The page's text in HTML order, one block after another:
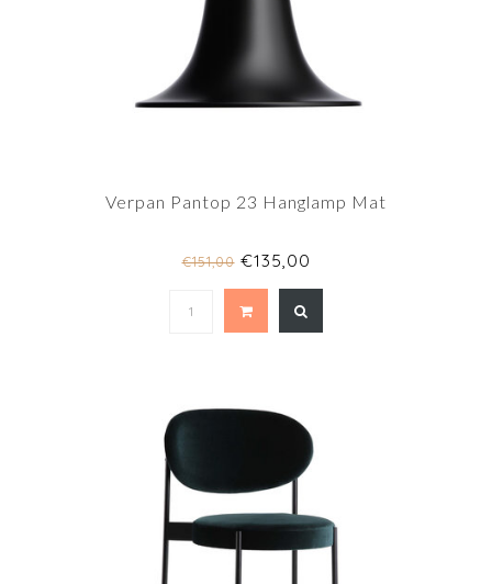
Verpan Pantop 23 Hanglamp Mat
€151,00€135,00